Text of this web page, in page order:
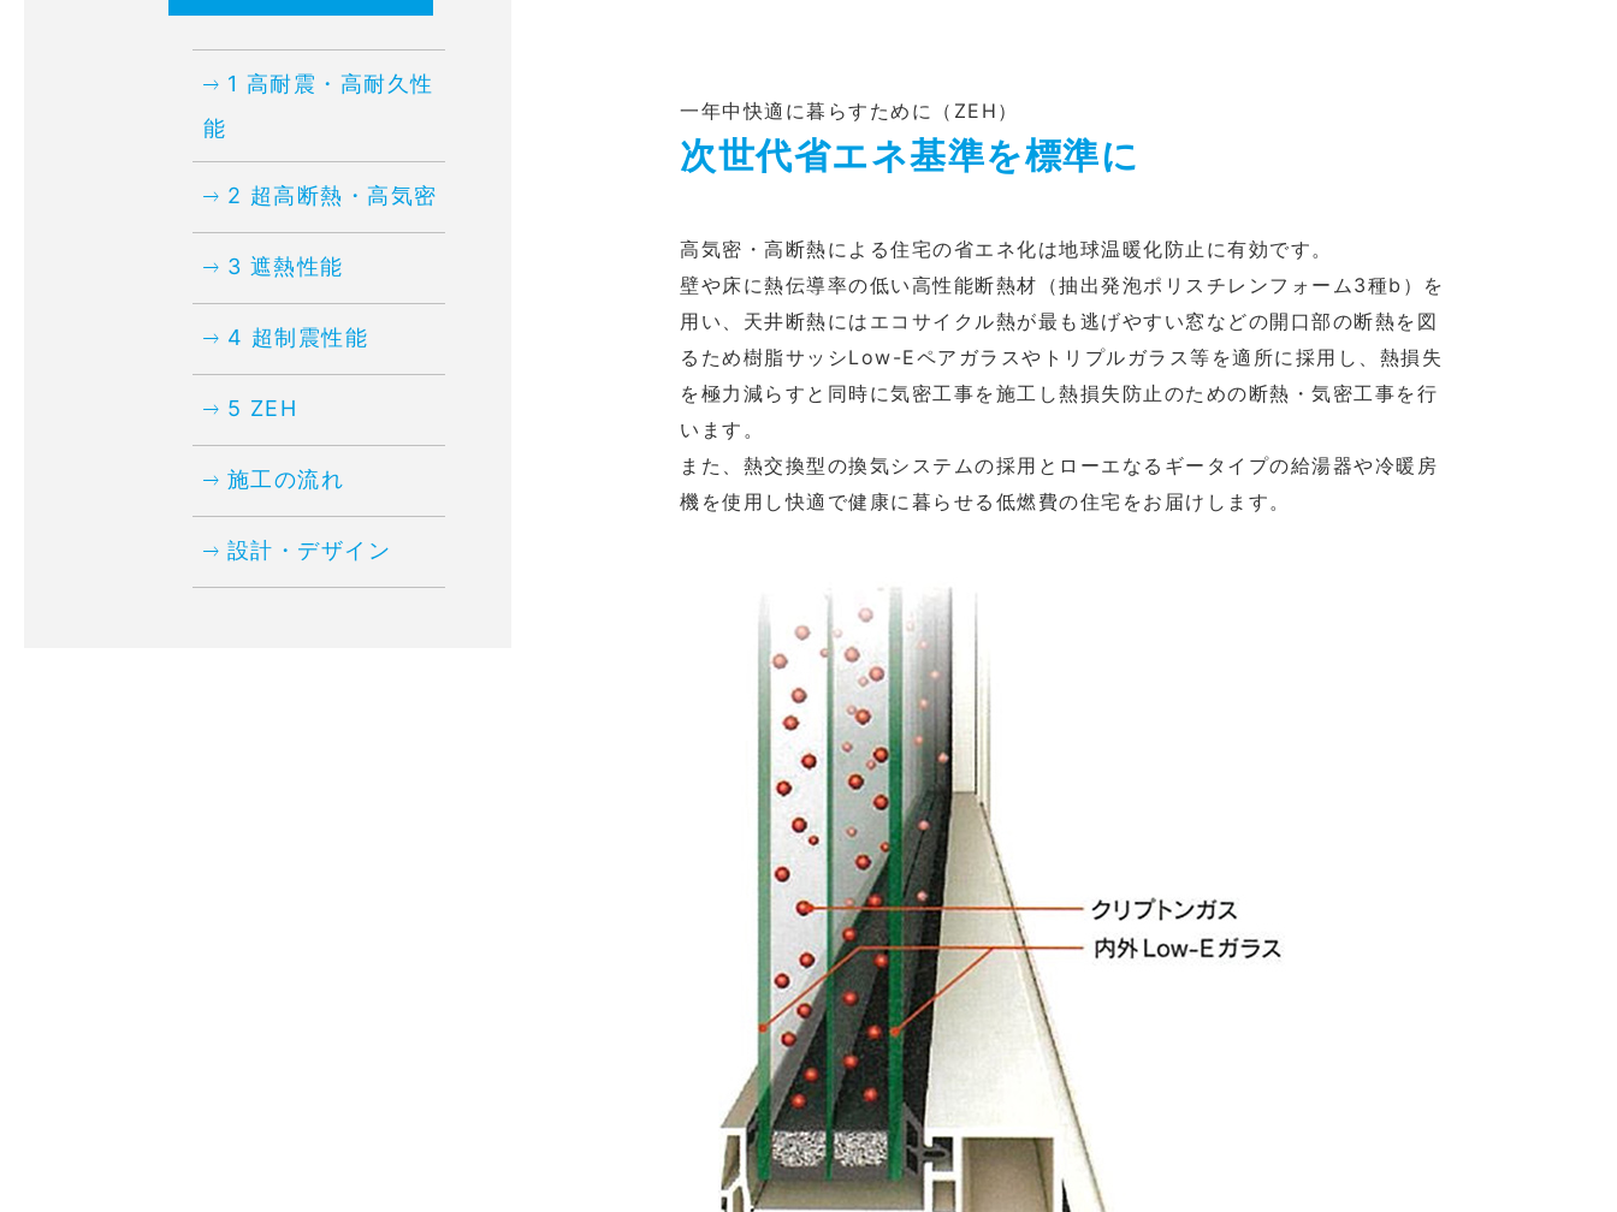
1 高耐震・高耐久性
能
2 超高断熱・高気密
3 遮熱性能
4 超制震性能
5 ZEH
施工の流れ
設計・デザイン
一年中快適に暮らすために（ZEH）
次世代省エネ基準を標準に
高気密・高断熱による住宅の省エネ化は地球温暖化防止に有効です。
壁や床に熱伝導率の低い高性能断熱材（抽出発泡ポリスチレンフォーム3種b）を
用い、天井断熱にはエコサイクル熱が最も逃げやすい窓などの開口部の断熱を図
るため樹脂サッシLow-Eペアガラスやトリプルガラス等を適所に採用し、熱損失
を極力減らすと同時に気密工事を施工し熱損失防止のための断熱・気密工事を行
います。
また、熱交換型の換気システムの採用とローエなるギータイプの給湯器や冷暖房
機を使用し快適で健康に暮らせる低燃費の住宅をお届けします。